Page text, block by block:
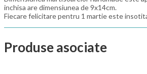
inchisa are dimensiunea de 9x14cm.
Fiecare felicitare pentru 1 martie este
Produse asociate